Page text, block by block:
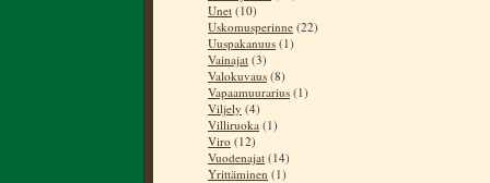
Unet (10)
Uskomusperinne (22)
Uuspakanuus (1)
Vainajat (3)
Valokuvaus (8)
Vapaamuurarius (1)
Viljely (4)
Villiruoka (1)
Viro (12)
Vuodenajat (14)
Yrittäminen (1)